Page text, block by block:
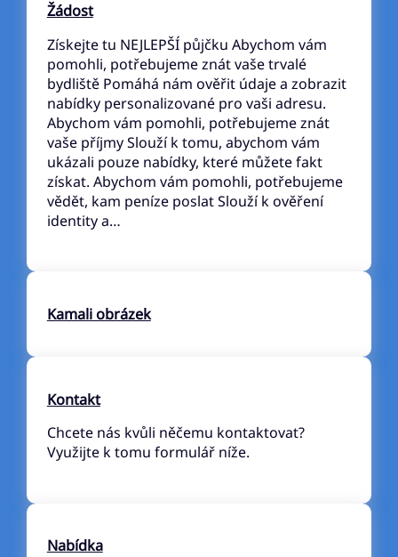
Žádost
Získejte tu NEJLEPŠÍ půjčku Abychom vám
pomohli, potřebujeme znát vaše trvalé
bydliště Pomáhá nám ověřit údaje a zobrazit
nabídky personalizované pro vaši adresu.
Abychom vám pomohli, potřebujeme znát
vaše příjmy Slouží k tomu, abychom vám
ukázali pouze nabídky, které můžete fakt
získat. Abychom vám pomohli, potřebujeme
vědět, kam peníze poslat Slouží k ověření
identity a…
Kamali obrázek
Kontakt
Chcete nás kvůli něčemu kontaktovat?
Využijte k tomu formulář níže.
Nabídka